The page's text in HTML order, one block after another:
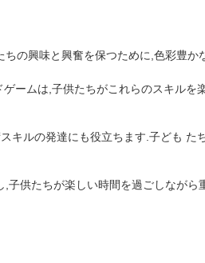
の興味と興奮を保つために,色彩豊か
ームは,子供たちがこれらのスキルを
キルの発達にも役立ちます.子ども
供たちが楽しい時間を過ごしながら